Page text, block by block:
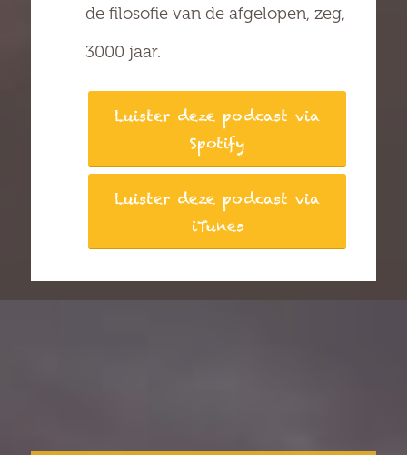
de filosofie van de afgelopen, zeg,
3000 jaar.
Luister deze podcast via
Spotify
Luister deze podcast via
iTunes